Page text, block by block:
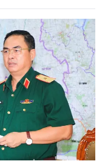
hội nghị.